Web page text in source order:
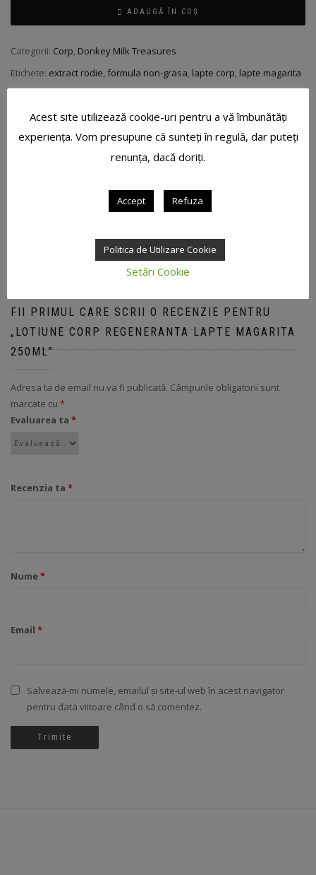
ADAUGĂ ÎN COȘ
Categorii: Corp, Donkey Milk Treasures
Etichete: extract rodie, formula non-grasa, lapte corp, lapte magarita
Nu există recenzii până acum.
FII PRIMUL CARE SCRII O RECENZIE PENTRU
„LOTIUNE CORP REGENERANTA LAPTE MAGARITA
250ML”
Adresa ta de email nu va fi publicată. Câmpurile obligatorii sunt
marcate cu *
Evaluarea ta *
Recenzia ta *
Nume*
Email *
Salvează-mi numele, emailul și site-ul web în acest navigator
pentru data viitoare când o să comentez.
Acest site utilizează cookie-uri pentru a vă îmbunătăți
experiența. Vom presupune că sunteți în regulă, dar puteți
renunța, dacă doriți.
Accept Refuza
Politica de Utilizare Cookie
Setări Cookie